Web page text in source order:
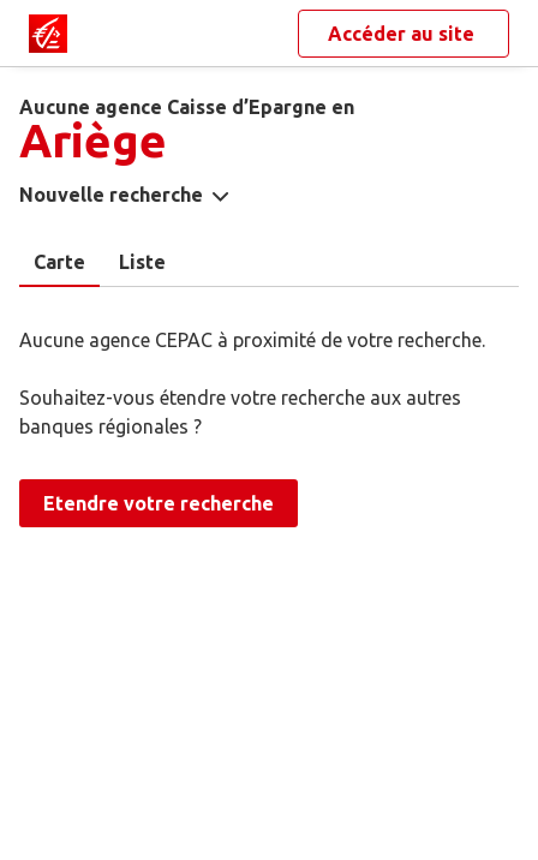
Accéder au site
Aucune agence Caisse d’Epargne en
Ariège
Nouvelle recherche
Carte Liste
Aucune agence CEPAC à proximité de votre recherche.
Souhaitez-vous étendre votre recherche aux autres
banques régionales ?
Etendre votre recherche